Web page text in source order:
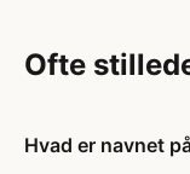
Ofte
Hvad er navnet